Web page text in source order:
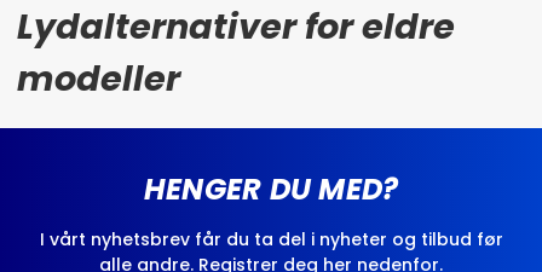
Lydalternativer for eldre
modeller
HENGER DU MED?
I vårt nyhetsbrev får du ta del i nyheter og tilbud før
alle andre. Registrer deg her nedenfor.